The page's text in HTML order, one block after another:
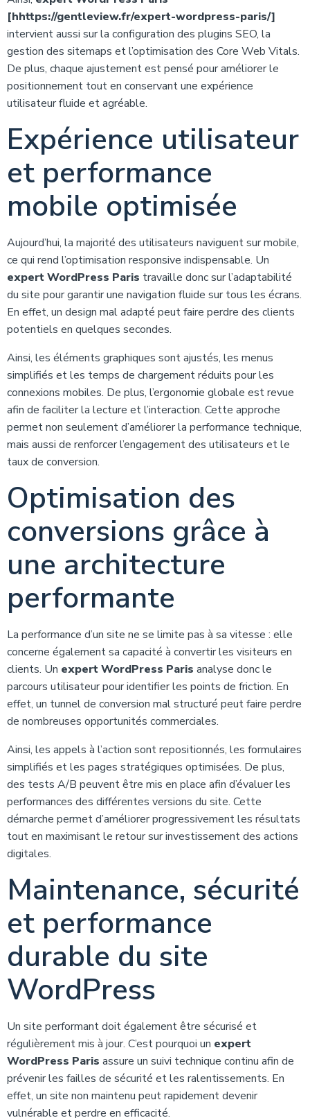
[hhttps://gentleview.fr/expert-wordpress-paris/]
intervient aussi sur la configuration des plugins SEO, la
gestion des sitemaps et l’optimisation des Core Web Vitals.
De plus, chaque ajustement est pensé pour améliorer le
positionnement tout en conservant une expérience
utilisateur fluide et agréable.
Expérience utilisateur
et performance
mobile optimisée
Aujourd’hui, la majorité des utilisateurs naviguent sur mobile,
ce qui rend l’optimisation responsive indispensable. Un
expert WordPress Paris travaille donc sur l’adaptabilité
du site pour garantir une navigation fluide sur tous les écrans.
En effet, un design mal adapté peut faire perdre des clients
potentiels en quelques secondes.
Ainsi, les éléments graphiques sont ajustés, les menus
simplifiés et les temps de chargement réduits pour les
connexions mobiles. De plus, l’ergonomie globale est revue
afin de faciliter la lecture et l’interaction. Cette approche
permet non seulement d’améliorer la performance technique,
mais aussi de renforcer l’engagement des utilisateurs et le
taux de conversion.
Optimisation des
conversions grâce à
une architecture
performante
La performance d’un site ne se limite pas à sa vitesse : elle
concerne également sa capacité à convertir les visiteurs en
clients. Un expert WordPress Paris analyse donc le
parcours utilisateur pour identifier les points de friction. En
effet, un tunnel de conversion mal structuré peut faire perdre
de nombreuses opportunités commerciales.
Ainsi, les appels à l’action sont repositionnés, les formulaires
simplifiés et les pages stratégiques optimisées. De plus,
des tests A/B peuvent être mis en place afin d’évaluer les
performances des différentes versions du site. Cette
démarche permet d’améliorer progressivement les résultats
tout en maximisant le retour sur investissement des actions
digitales.
Maintenance, sécurité
et performance
durable du site
WordPress
Un site performant doit également être sécurisé et
régulièrement mis à jour. C’est pourquoi un expert
WordPress Paris assure un suivi technique continu afin de
prévenir les failles de sécurité et les ralentissements. En
effet, un site non maintenu peut rapidement devenir
vulnérable et perdre en efficacité.